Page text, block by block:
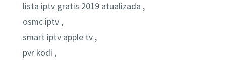
lista iptv gratis 2019 atualizada ,
osmc iptv ,
smart iptv apple tv ,
pvr kodi ,